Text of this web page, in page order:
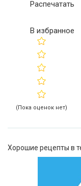
Распечатать
В избранное
(Пока оценок нет)
Хорошие рецепты в